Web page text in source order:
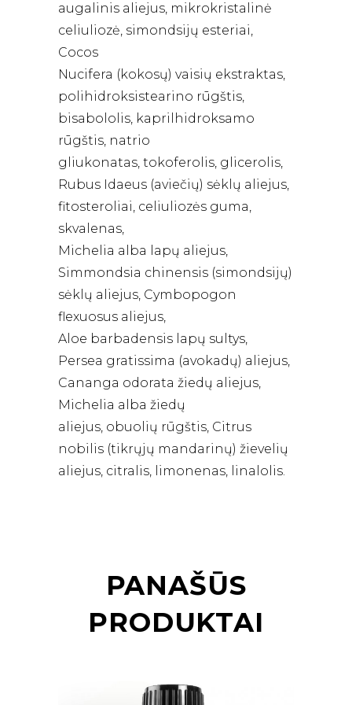
augalinis aliejus, mikrokristalinė
celiuliozė, simondsijų esteriai,
Cocos
Nucifera (kokosų) vaisių ekstraktas,
polihidroksistearino rūgštis,
bisabololis, kaprilhidroksamo
rūgštis, natrio
gliukonatas, tokoferolis, glicerolis,
Rubus Idaeus (aviečių) sėklų aliejus,
fitosteroliai, celiuliozės guma,
skvalenas,
Michelia alba lapų aliejus,
Simmondsia chinensis (simondsijų)
sėklų aliejus, Cymbopogon
flexuosus aliejus,
Aloe barbadensis lapų sultys,
Persea gratissima (avokadų) aliejus,
Cananga odorata žiedų aliejus,
Michelia alba žiedų
aliejus, obuolių rūgštis, Citrus
nobilis (tikrųjų mandarinų) žievelių
aliejus, citralis, limonenas, linalolis.
PANAŠŪS
PRODUKTAI